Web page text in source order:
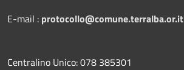
E-mail : protocollo@comune.terralba.or.it
Centralino Unico: 078 385301